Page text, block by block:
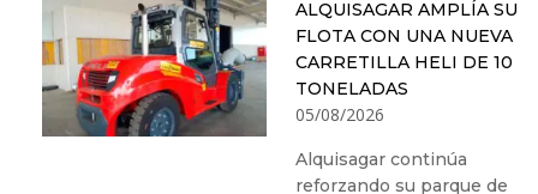
ALQUISAGAR AMPLÍA SU
FLOTA CON UNA NUEVA
CARRETILLA HELI DE 10
TONELADAS
05/08/2026
Alquisagar continúa
reforzando su parque de